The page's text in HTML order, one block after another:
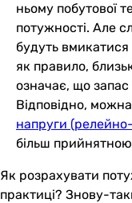
ньому побутової
потужності. Але
будуть
як правило,
означає, що запас
Відповідно,
напруги
більш
Як розрахувати
практиці? Знову-